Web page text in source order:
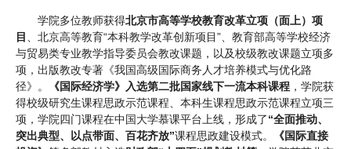
学院多位教师获得北京市高等学校教育改革立项（面上）项
目 、北京高等教育“本科教学改革创新项目”、教育部高等学校经济
与贸易类专业教学指导委员会教改课题，以及校级教改课题立项多
项，出版教改专著《我国高级国际商务人才培养模式与优化路
径》。
《国际经济学》入选第二批国家线下一流本科课程 ，学院获
得校级研究生课程思政示范课程、本科生课程思政示范课程立项三
项，学院四门课程在中国大学慕课平台上线，形成了“全面推动、
突出典型、以点带面、百花齐放”课程思政建设模式。
《国际直接